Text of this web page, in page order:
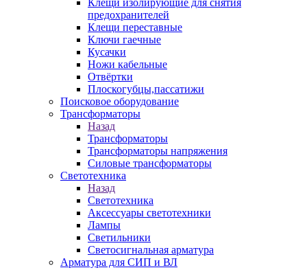
Клещи изолирующие для снятия
предохранителей
Клещи переставные
Ключи гаечные
Кусачки
Ножи кабельные
Отвёртки
Плоскогубцы,пассатижи
Поисковое оборудование
Трансформаторы
Назад
Трансформаторы
Трансформаторы напряжения
Силовые трансформаторы
Светотехника
Назад
Светотехника
Аксессуары светотехники
Лампы
Светильники
Светосигнальная арматура
Арматура для СИП и ВЛ